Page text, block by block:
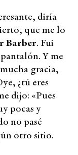
diría
que me lo
Barber. Fui
Y me
gracia,
¿tú eres
dijo: «Pues
pocas y
no pasé
otro sitio.